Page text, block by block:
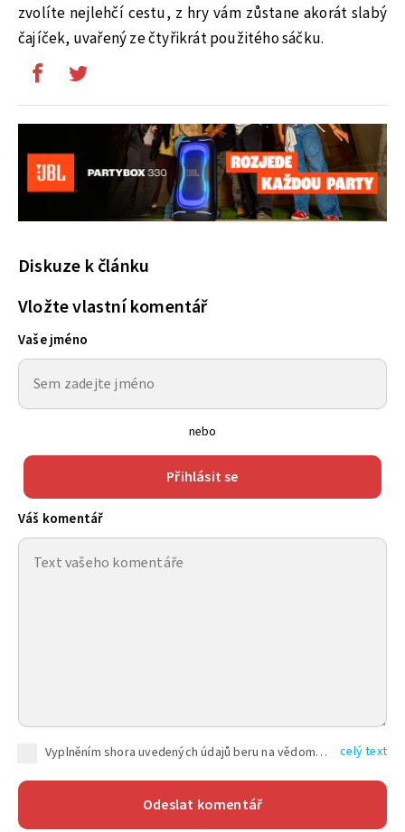
zvolíte nejlehčí cestu, z hry vám zůstane akorát slabý
čajíček, uvařený ze čtyřikrát použitého sáčku.
Diskuze k článku
Vložte vlastní komentář
Vaše jméno
nebo
Přihlásit se
Váš komentář
Vyplněním shora uvedených údajů beru na vědomí, že společnost TEXT FACTORY s.r.o., sídlem Brno, Durďákova 336/29, Černá Pole, PSČ: 613 00, IČ: 06157831, zapsané u Krajského soudu v Brně, oddíl C, vložka 100399, bude zpracovávat mé osobní údaje uvedené v rámci mnou vyplněného registračního formuláře na základě oprávněných zájmů TEXT FACTORY s.r.o. dle čl. 6 odst. 1 písm. f) GDPR a pro splnění právních povinností (čl. 6 odst. 1 písm. c) GDPR), a to pro tyto účely: nezbytnost zajistit oprávnění návštěvníka webových stránek provozovaných společností TEXT FACTORY s.r.o. přispívat aktivně ke zveřejněným článkům nebo v rámci diskusních fór a výkon práv TEXT FACTORY s.r.o. jako administrátora těchto diskusních fór. Více informací o zpracování osobních údajů a právech lze nalézt v celý text